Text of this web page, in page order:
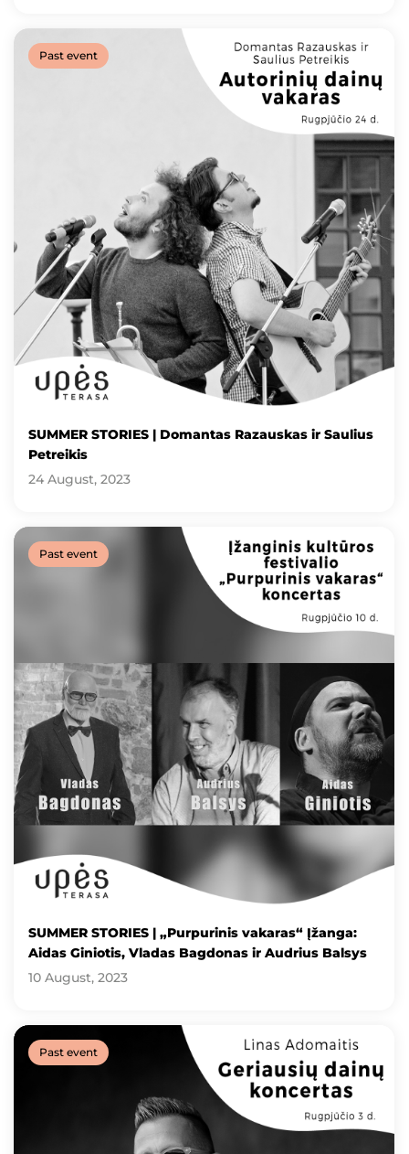
Past event
SUMMER STORIES | Domantas Razauskas ir Saulius
Petreikis
24 August, 2023
Past event
SUMMER STORIES | „Purpurinis vakaras“ Įžanga:
Aidas Giniotis, Vladas Bagdonas ir Audrius Balsys
10 August, 2023
Past event